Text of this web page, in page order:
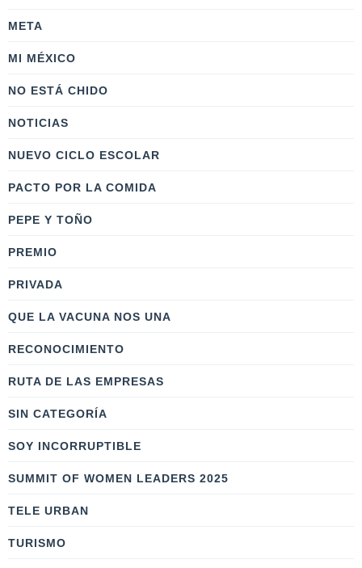
META
MI MÉXICO
NO ESTÁ CHIDO
NOTICIAS
NUEVO CICLO ESCOLAR
PACTO POR LA COMIDA
PEPE Y TOÑO
PREMIO
PRIVADA
QUE LA VACUNA NOS UNA
RECONOCIMIENTO
RUTA DE LAS EMPRESAS
SIN CATEGORÍA
SOY INCORRUPTIBLE
SUMMIT OF WOMEN LEADERS 2025
TELE URBAN
TURISMO